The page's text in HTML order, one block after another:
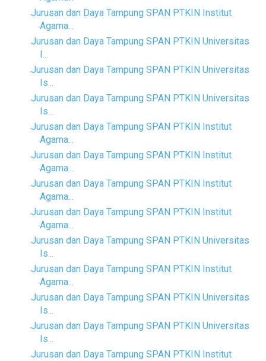
Jurusan dan Daya Tampung SPAN PTKIN Institut
Agama...
Jurusan dan Daya Tampung SPAN PTKIN Universitas
I...
Jurusan dan Daya Tampung SPAN PTKIN Universitas
Is...
Jurusan dan Daya Tampung SPAN PTKIN Universitas
Is...
Jurusan dan Daya Tampung SPAN PTKIN Institut
Agama...
Jurusan dan Daya Tampung SPAN PTKIN Institut
Agama...
Jurusan dan Daya Tampung SPAN PTKIN Institut
Agama...
Jurusan dan Daya Tampung SPAN PTKIN Institut
Agama...
Jurusan dan Daya Tampung SPAN PTKIN Universitas
Is...
Jurusan dan Daya Tampung SPAN PTKIN Institut
Agama...
Jurusan dan Daya Tampung SPAN PTKIN Universitas
Is...
Jurusan dan Daya Tampung SPAN PTKIN Universitas
Is...
Jurusan dan Daya Tampung SPAN PTKIN Institut